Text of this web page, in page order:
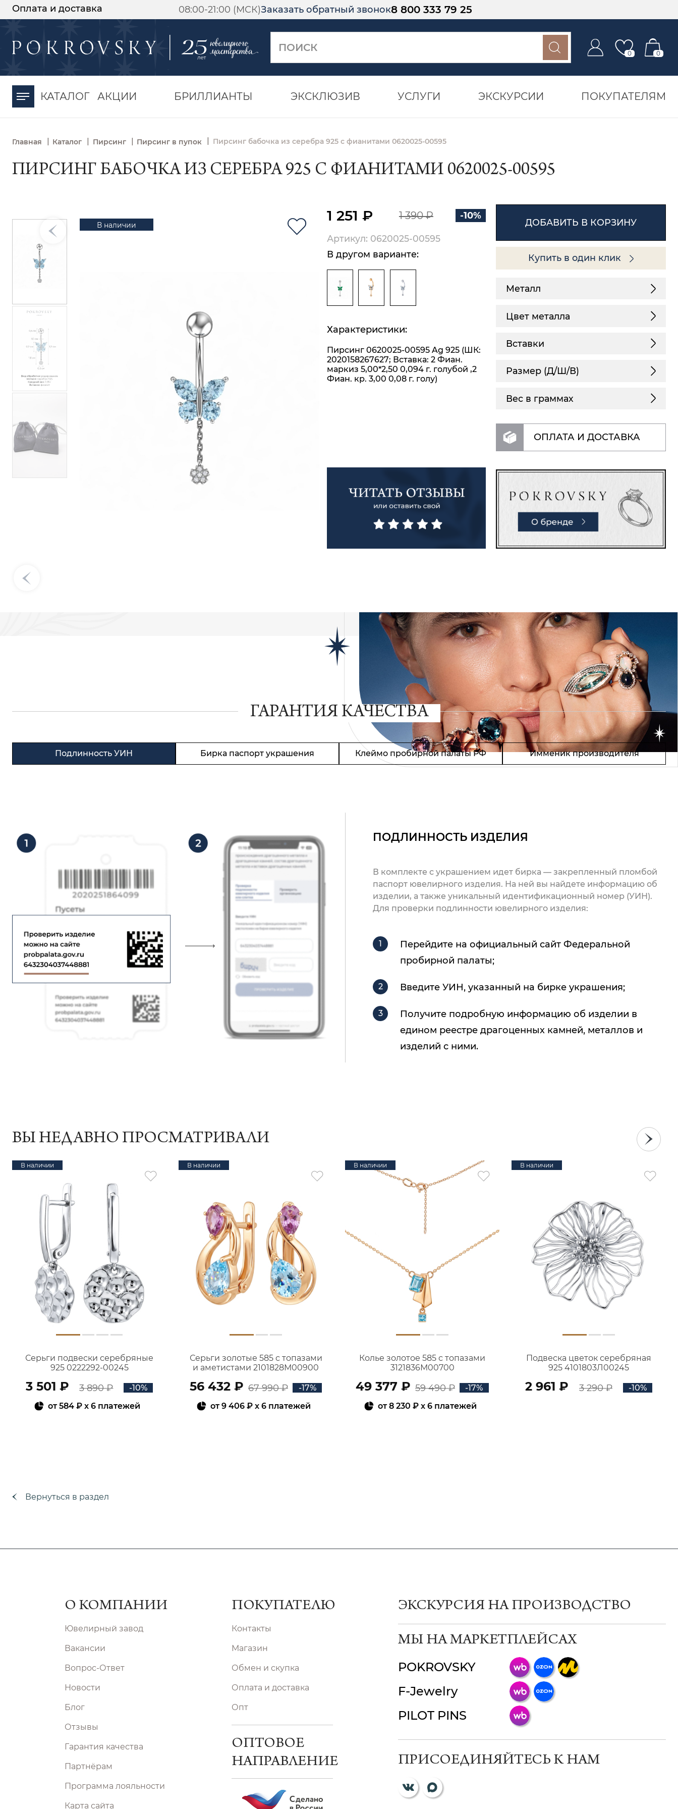
Оплата и доставка 08:00-21:00 (МСК)Заказать обратный звонок8 800 333 79 25
0 0
КАТАЛОГ АКЦИИ БРИЛЛИАНТЫ ЭКСКЛЮЗИВ УСЛУГИ ЭКСКУРСИИ ПОКУПАТЕЛЯМ
Главная | Каталог | Пирсинг | Пирсинг в пупок Пирсинг бабочка из серебра 925 с фианитами 0620025-00595
ПИРСИНГ БАБОЧКА ИЗ СЕРЕБРА 925 С ФИАНИТАМИ 0620025-00595
В наличии
1 251 ₽ 1 390 ₽ -10%
Артикул: 0620025-00595
В другом варианте:
Характеристики:
Пирсинг 0620025-00595 Ag 925 (ШК:
2020158267627; Вставка: 2 Фиан.
маркиз 5,00*2,50 0,094 г. голубой ,2
Фиан. кр. 3,00 0,08 г. голу)
ДОБАВИТЬ В КОРЗИНУ
Купить в один клик
Металл
Цвет металла
Вставки
Размер (Д/Ш/В)
Вес в граммах
ОПЛАТА И ДОСТАВКА
ГАРАНТИЯ КАЧЕСТВА
Подлинность УИН Бирка паспорт украшения Клеймо пробирной палаты РФ Имменик производителя
ПОДЛИННОСТЬ ИЗДЕЛИЯ
В комплекте с украшением идет бирка — закрепленный пломбой
паспорт ювелирного изделия. На ней вы найдете информацию об
изделии, а также уникальный идентификационный номер (УИН).
Для проверки подлинности ювелирного изделия:
Перейдите на официальный сайт Федеральной
пробирной палаты;
Введите УИН, указанный на бирке украшения;
Получите подробную информацию об изделии в
едином реестре драгоценных камней, металлов и
изделий с ними.
ВЫ НЕДАВНО ПРОСМАТРИВАЛИ
В наличии
Серьги подвески серебряные
925 0222292-00245
3 501 ₽ 3 890 ₽
-10%
от584 ₽ x 6 платежей
В наличии
Серьги золотые 585 с топазами
и аметистами 2101828М00900
56 432 ₽ 67 990 ₽
-17%
от9 406 ₽ x 6 платежей
В наличии
Колье золотое 585 с топазами
3121836М00700
49 377 ₽ 59 490 ₽
-17%
от8 230 ₽x 6 платежей
В наличии
Подвеска цветок серебряная
925 4101803Л00245
2 961 ₽ 3 290 ₽ -10%
Вернуться в раздел
О КОМПАНИИ
Ювелирный завод
Вакансии
Вопрос-Ответ
Новости
Блог
Отзывы
Гарантия качества
Партнёрам
Программа лояльности
Карта сайта
ПОКУПАТЕЛЮ
Контакты
Магазин
Обмен и скупка
Оплата и доставка
Опт
ОПТОВОЕ
НАПРАВЛЕНИЕ
ЭКСКУРСИЯ НА ПРОИЗВОДСТВО
МЫ НА МАРКЕТПЛЕЙСАХ
POKROVSKY
F-Jewelry
PILOT PINS
ПРИСОЕДИНЯЙТЕСЬ К НАМ
-30%
момента оплаты
ChatApp
мессенджер!